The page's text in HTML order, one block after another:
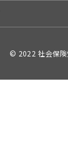
© 2022 社会保